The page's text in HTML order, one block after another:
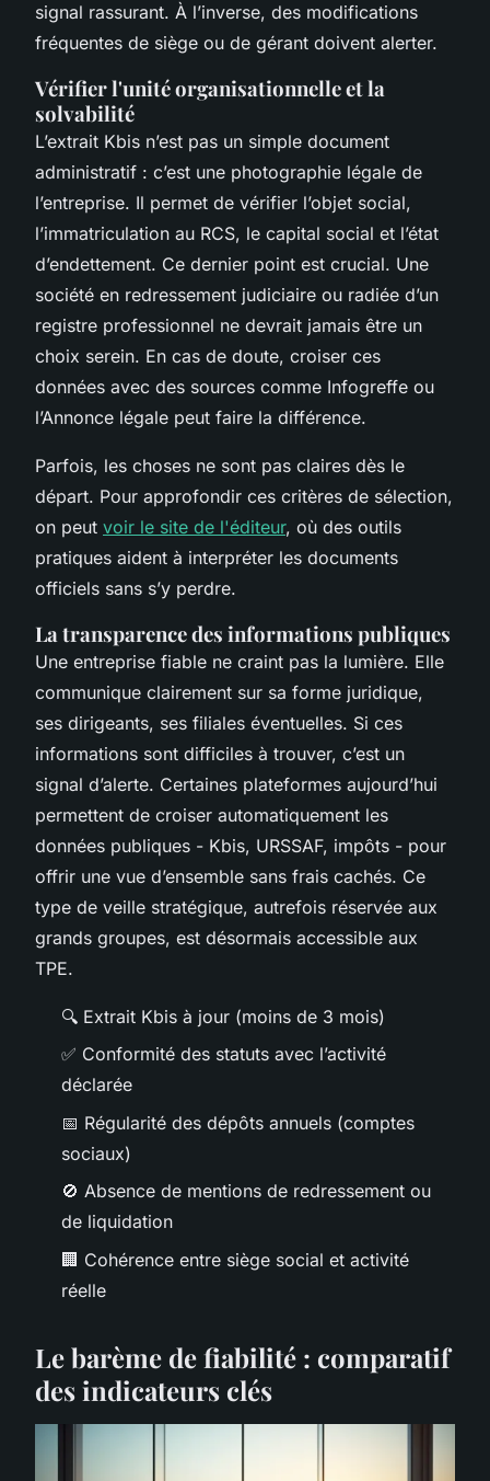
signal rassurant. À l’inverse, des modifications
fréquentes de siège ou de gérant doivent alerter.
Vérifier l'unité organisationnelle et la
solvabilité
L’extrait Kbis n’est pas un simple document
administratif : c’est une photographie légale de
l’entreprise. Il permet de vérifier l’objet social,
l’immatriculation au RCS, le capital social et l’état
d’endettement. Ce dernier point est crucial. Une
société en redressement judiciaire ou radiée d’un
registre professionnel ne devrait jamais être un
choix serein. En cas de doute, croiser ces
données avec des sources comme Infogreffe ou
l’Annonce légale peut faire la différence.
Parfois, les choses ne sont pas claires dès le
départ. Pour approfondir ces critères de sélection,
on peut voir le site de l'éditeur, où des outils
pratiques aident à interpréter les documents
officiels sans s’y perdre.
La transparence des informations publiques
Une entreprise fiable ne craint pas la lumière. Elle
communique clairement sur sa forme juridique,
ses dirigeants, ses filiales éventuelles. Si ces
informations sont difficiles à trouver, c’est un
signal d’alerte. Certaines plateformes aujourd’hui
permettent de croiser automatiquement les
données publiques - Kbis, URSSAF, impôts - pour
offrir une vue d’ensemble sans frais cachés. Ce
type de veille stratégique, autrefois réservée aux
grands groupes, est désormais accessible aux
TPE.
🔍 Extrait Kbis à jour (moins de 3 mois)
✅ Conformité des statuts avec l’activité
déclarée
📅 Régularité des dépôts annuels (comptes
sociaux)
🚫 Absence de mentions de redressement ou
de liquidation
🏢 Cohérence entre siège social et activité
réelle
Le barème de fiabilité : comparatif
des indicateurs clés